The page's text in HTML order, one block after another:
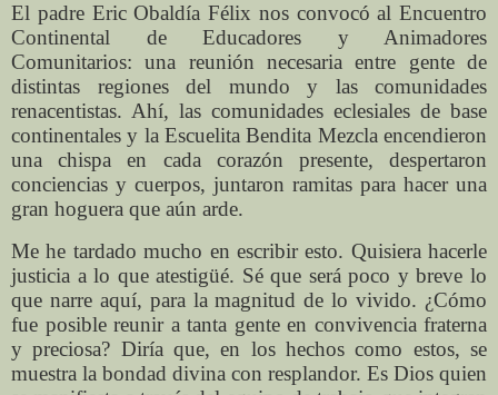
El padre Eric Obaldía Félix nos convocó al Encuentro
Continental de Educadores y Animadores
Comunitarios: una reunión necesaria entre gente de
distintas regiones del mundo y las comunidades
renacentistas. Ahí, las comunidades eclesiales de base
continentales y la Escuelita Bendita Mezcla encendieron
una chispa en cada corazón presente, despertaron
conciencias y cuerpos, juntaron ramitas para hacer una
gran hoguera que aún arde.
Me he tardado mucho en escribir esto. Quisiera hacerle
justicia a lo que atestigüé. Sé que será poco y breve lo
que narre aquí, para la magnitud de lo vivido. ¿Cómo
fue posible reunir a tanta gente en convivencia fraterna
y preciosa? Diría que, en los hechos como estos, se
muestra la bondad divina con resplandor. Es Dios quien